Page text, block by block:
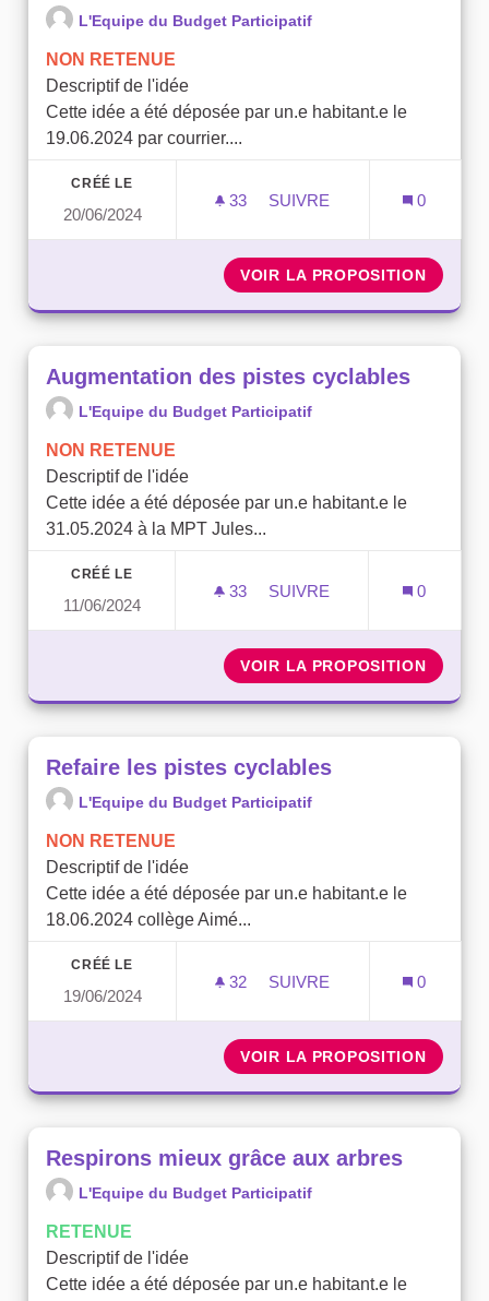
L'Equipe du Budget Participatif
NON RETENUE
Descriptif de l'idée
Cette idée a été déposée par un.e habitant.e le
19.06.2024 par courrier....
CRÉÉ LE
20/06/2024
33 33 ABONNÉS
SUIVRE
0
VOIR LA PROPOSITION
Augmentation des pistes cyclables
L'Equipe du Budget Participatif
NON RETENUE
Descriptif de l'idée
Cette idée a été déposée par un.e habitant.e le
31.05.2024 à la MPT Jules...
CRÉÉ LE
11/06/2024
33 33 ABONNÉS
SUIVRE
0
VOIR LA PROPOSITION
Refaire les pistes cyclables
L'Equipe du Budget Participatif
NON RETENUE
Descriptif de l'idée
Cette idée a été déposée par un.e habitant.e le
18.06.2024 collège Aimé...
CRÉÉ LE
19/06/2024
32 32 ABONNÉS
SUIVRE
0
VOIR LA PROPOSITION
Respirons mieux grâce aux arbres
L'Equipe du Budget Participatif
RETENUE
Descriptif de l'idée
Cette idée a été déposée par un.e habitant.e le